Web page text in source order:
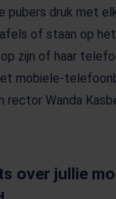
pubers druk met
of staan op
zijn of haar
mobiele-
rector Wanda
over jullie